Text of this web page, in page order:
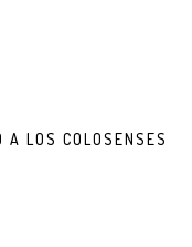
A LOS COLOSENSES